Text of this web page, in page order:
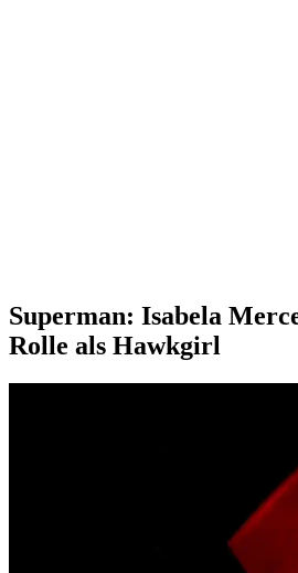
Superman: Isabela
Rolle als Hawkgirl